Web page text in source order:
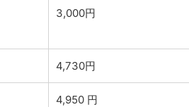
3,000円
4,730円
4,950 円